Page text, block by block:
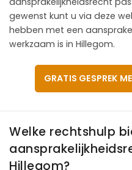
gewenst kunt u via deze
hebben met een
werkzaam is in Hillegom.
GRATIS GESPREK
Welke rechtshulp
Hillegom?